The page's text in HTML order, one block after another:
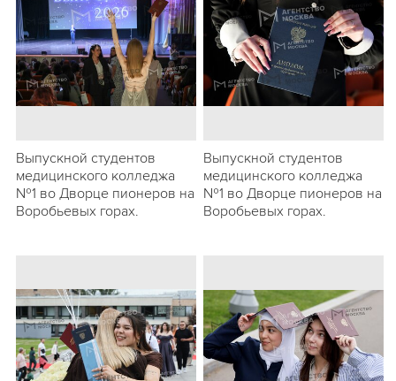
Выпускной студентов
медицинского колледжа
№1 во Дворце пионеров на
Воробьевых горах.
Выпускной студентов
медицинского колледжа
№1 во Дворце пионеров на
Воробьевых горах.